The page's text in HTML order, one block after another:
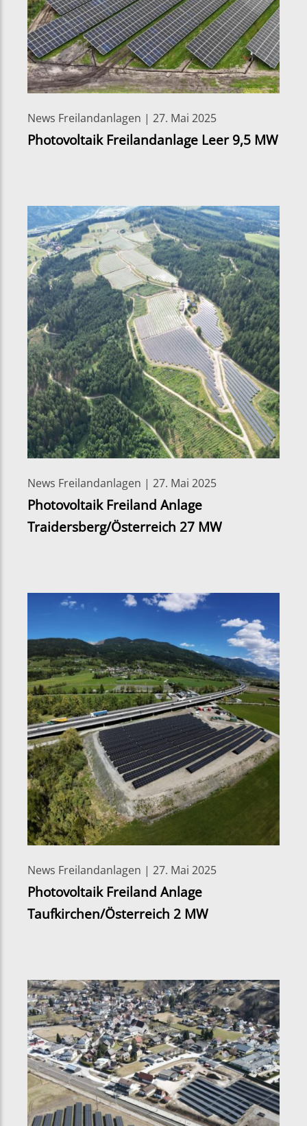
News Freilandanlagen | 27. Mai 2025
Photovoltaik Freilandanlage Leer 9,5 MW
News Freilandanlagen | 27. Mai 2025
Photovoltaik Freiland Anlage
Traidersberg/Österreich 27 MW
News Freilandanlagen | 27. Mai 2025
Photovoltaik Freiland Anlage
Taufkirchen/Österreich 2 MW